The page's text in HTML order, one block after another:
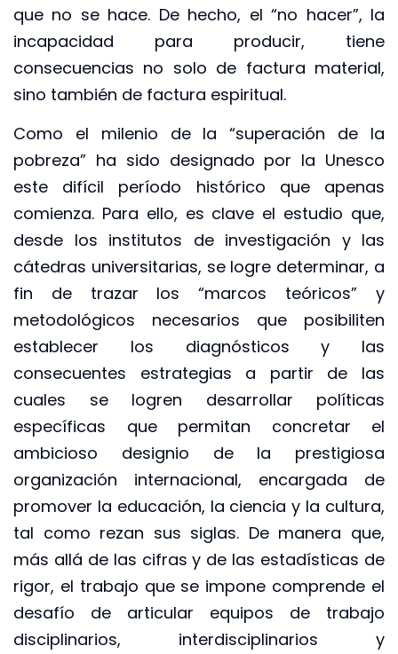
que no se hace. De hecho, el “no hacer”, la
incapacidad para producir, tiene
consecuencias no solo de factura material,
sino también de factura espiritual.
Como el milenio de la “superación de la
pobreza” ha sido designado por la Unesco
este difícil período histórico que apenas
comienza. Para ello, es clave el estudio que,
desde los institutos de investigación y las
cátedras universitarias, se logre determinar, a
fin de trazar los “marcos teóricos” y
metodológicos necesarios que posibiliten
establecer los diagnósticos y las
consecuentes estrategias a partir de las
cuales se logren desarrollar políticas
específicas que permitan concretar el
ambicioso designio de la prestigiosa
organización internacional, encargada de
promover la educación, la ciencia y la cultura,
tal como rezan sus siglas. De manera que,
más allá de las cifras y de las estadísticas de
rigor, el trabajo que se impone comprende el
desafío de articular equipos de trabajo
disciplinarios, interdisciplinarios y